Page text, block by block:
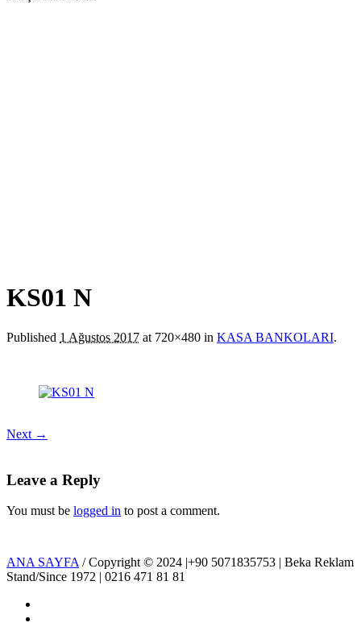
KS01 N
Published 1 Ağustos 2017 at 720×480 in KASA BANKOLARI.
Next →
Leave a Reply
You must be logged in to post a comment.
ANA SAYFA / Copyright © 2024 |+90 5071835753 | Beka Reklam
Stand/Since 1972 | 0216 471 81 81